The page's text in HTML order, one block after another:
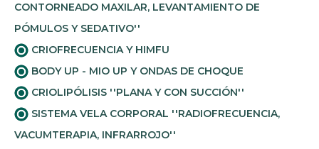
CONTORNEADO MAXILAR, LEVANTAMIENTO DE
PÓMULOS Y SEDATIVO''
CRIOFRECUENCIA Y HIMFU
BODY UP - MIO UP Y ONDAS DE CHOQUE
CRIOLIPÓLISIS ''PLANA Y CON SUCCIÓN''
SISTEMA VELA CORPORAL ''RADIOFRECUENCIA,
VACUMTERAPIA, INFRARROJO''